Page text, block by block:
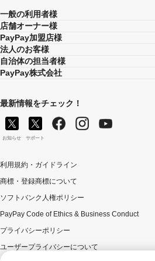
一般の利用者様
店舗オーナー様
PayPay加盟店様
法人のお客様
自治体の担当者様
PayPay株式会社
最新情報をチェック！
お知らせ サポート
利用規約・ガイドライン
商標・登録商標について
ソフトバンク人権ポリシー
PayPay Code of Ethics & Business Conduct
プライバシーポリシー
ユーザープライバシーについて